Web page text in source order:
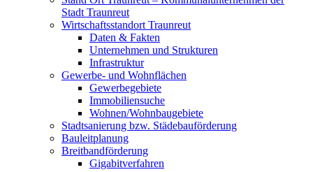
Stadt Traunreut
Wirtschaftsstandort Traunreut
Daten & Fakten
Unternehmen und Strukturen
Infrastruktur
Gewerbe- und Wohnflächen
Gewerbegebiete
Immobiliensuche
Wohnen/Wohnbaugebiete
Stadtsanierung bzw. Städebauförderung
Bauleitplanung
Breitbandförderung
Gigabitverfahren